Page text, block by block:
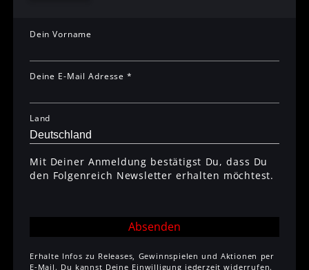
Dein Vorname
Deine E-Mail Adresse *
Land
Mit Deiner Anmeldung bestätigst Du, dass Du
den Folgenreich Newsletter erhalten möchtest.
Absenden
Erhalte Infos zu Releases, Gewinnspielen und Aktionen per
E-Mail. Du kannst Deine Einwilligung jederzeit widerrufen.